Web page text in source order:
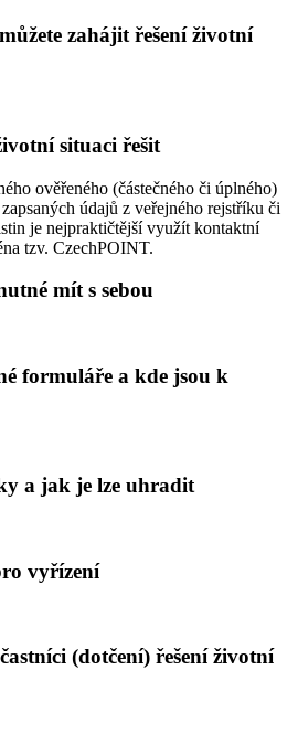
zahájit řešení životní
situaci řešit
ověřeného (částečného či úplného)
údajů z veřejného rejstříku či
je nejpraktičtější využít kontaktní
tzv. CzechPOINT.
mít s sebou
formuláře a kde jsou k
a jak je lze uhradit
vyřízení
(dotčení) řešení životní